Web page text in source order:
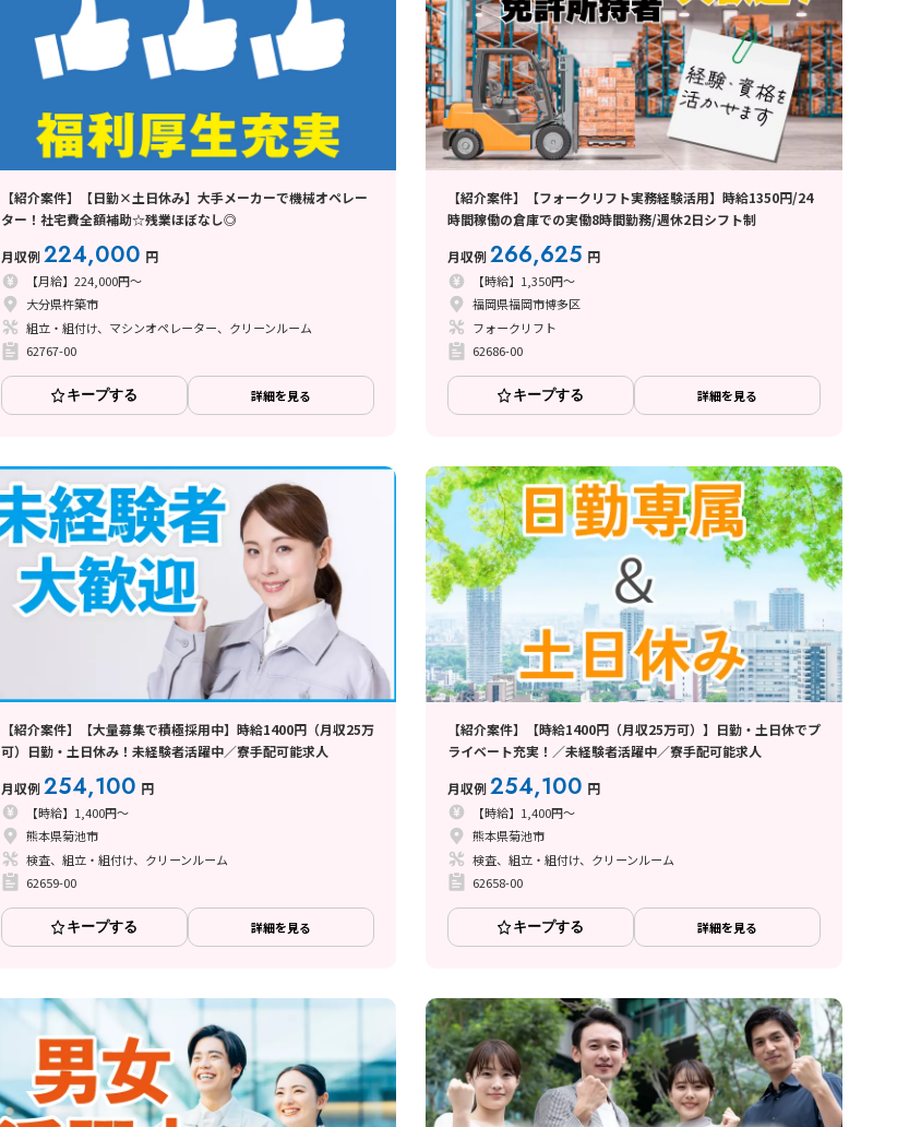
【紹介案件】【日勤×土日休み】大手メーカーで機械オペレー
ター！社宅費全額補助☆残業ほぼなし◎
月収例224,000 円
【月給】224,000円～
大分県杵築市
組立・組付け、マシンオペレーター、クリーンルーム
62767-00
キープする 詳細を見る
【紹介案件】【フォークリフト実務経験活用】時給1350円/24
時間稼働の倉庫での実働8時間勤務/週休2日シフト制
月収例266,625 円
【時給】1,350円～
福岡県福岡市博多区
フォークリフト
62686-00
キープする 詳細を見る
【紹介案件】【大量募集で積極採用中】時給1400円（月収25万
可）日勤・土日休み！未経験者活躍中／寮手配可能求人
月収例254,100 円
【時給】1,400円～
熊本県菊池市
検査、組立・組付け、クリーンルーム
62659-00
キープする 詳細を見る
【紹介案件】【時給1400円（月収25万可）】日勤・土日休でプ
ライベート充実！／未経験者活躍中／寮手配可能求人
月収例254,100 円
【時給】1,400円～
熊本県菊池市
検査、組立・組付け、クリーンルーム
62658-00
キープする 詳細を見る